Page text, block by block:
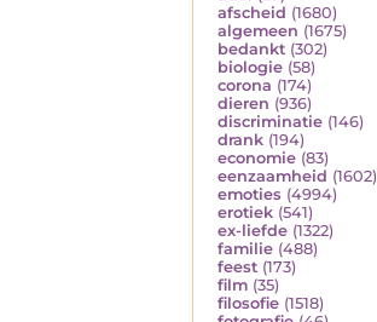
afscheid (1680)
algemeen (1675)
bedankt (302)
biologie (58)
corona (174)
dieren (936)
discriminatie (146)
drank (194)
economie (83)
eenzaamheid (1602)
emoties (4994)
erotiek (541)
ex-liefde (1322)
familie (488)
feest (173)
film (35)
filosofie (1518)